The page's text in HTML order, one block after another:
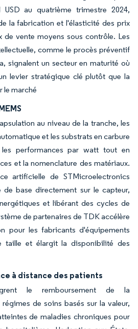
au quatrième trimestre 2024,
la fabrication et l'élasticité des prix
de vente moyens sous contrôle. Les
comme le procès préventif
signalent un secteur en maturité où
levier stratégique clé plutôt que la
le marché
au niveau de la tranche, les
et les substrats en carbure
performances par watt tout en
et la nomenclature des matériaux.
artificielle de STMicroelectronics
de base directement sur le capteur,
et libérant des cycles de
de partenaires de TDK accélère
pour les fabricants d'équipements
taille et élargit la disponibilité des
à distance des patients
le remboursement de la
de soins basés sur la valeur,
de maladies chroniques pour